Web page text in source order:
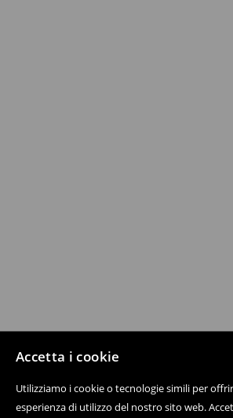
Accetta i cookie
Utilizziamo i cookie o tecnologie simili per
esperienza di utilizzo del nostro sito web.